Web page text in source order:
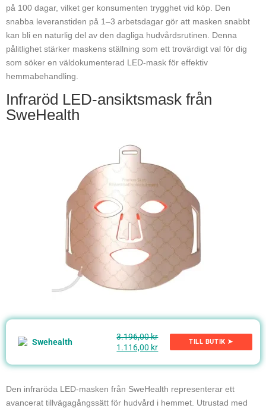
på 100 dagar, vilket ger konsumenten trygghet vid köp. Den
snabba leveranstiden på 1–3 arbetsdagar gör att masken snabbt
kan bli en naturlig del av den dagliga hudvårdsrutinen. Denna
pålitlighet stärker maskens ställning som ett trovärdigt val för dig
som söker en väldokumenterad LED-mask för effektiv
hemmabehandling.
Infraröd LED-ansiktsmask från
SweHealth
3.196,00 kr
1.116,00 kr
TILL BUTIK ➤
Den infraröda LED-masken från SweHealth representerar ett
avancerat tillvägagångssätt för hudvård i hemmet. Utrustad med